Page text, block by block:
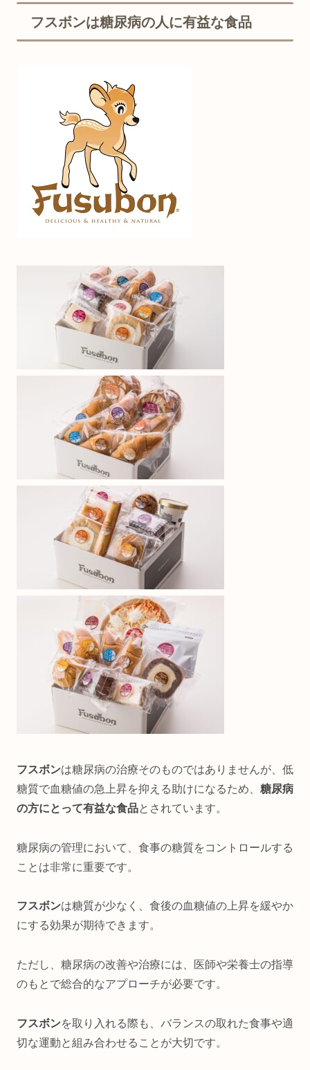
フスボンは糖尿病の人に有益な食品
フスボンは糖尿病の治療そのものではありませんが、低
糖質で血糖値の急上昇を抑える助けになるため、 糖尿病
の方にとって有益な食品とされています。
糖尿病の管理において、食事の糖質をコントロールする
ことは非常に重要です。
フスボンは糖質が少なく、食後の血糖値の上昇を緩やか
にする効果が期待できます。
ただし、糖尿病の改善や治療には、医師や栄養士の指導
のもとで総合的なアプローチが必要です。
フスボンを取り入れる際も、バランスの取れた食事や適
切な運動と組み合わせることが大切です。